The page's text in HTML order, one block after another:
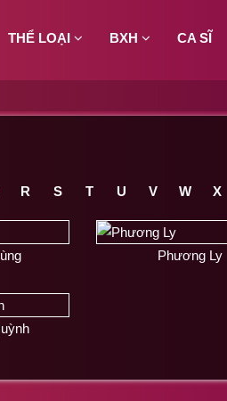
THỂ LOẠI BXH CA SĨ
R S T U V W X
Phương Ly